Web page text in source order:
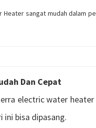
Heater sangat mudah dalam
Dan Cepat
electric water
ini bisa dipasang.